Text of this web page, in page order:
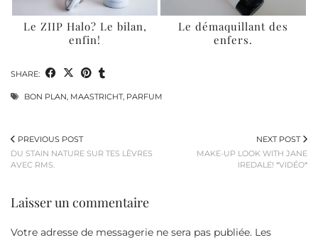
Le ZIIP Halo? Le bilan,
enfin!
Le démaquillant des
enfers.
SHARE:
BON PLAN, MAASTRICHT, PARFUM
PREVIOUS POST
DU STAIN NATURE SUR TES LÈVRES
AVEC RMS.
NEXT POST
MAKE-UP LOOK WITH JANE
IREDALE! *VIDÉO*
Laisser un commentaire
Votre adresse de messagerie ne sera pas publiée. Les